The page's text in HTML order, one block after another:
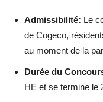
Admissibilité: Le
de Cogeco,
au moment de la
Durée du
HE et se termine le